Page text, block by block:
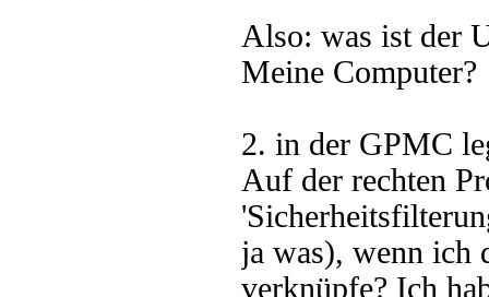
Also: was ist der
Meine Computer?
2. in der GPMC
Auf der rechten
ja was), wenn ich
verknüpfe? Ich